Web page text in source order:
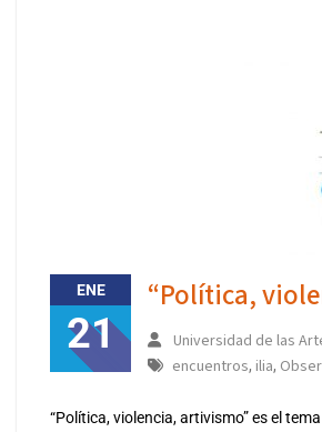
ENE
21
“Política,
Universidad de las
encuentros, ilia,
“Política, violencia, artivismo” es el